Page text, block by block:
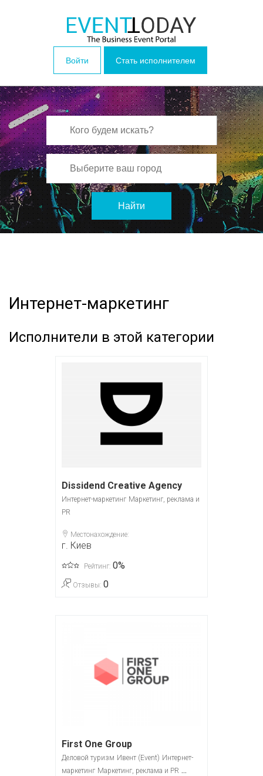
Войти Стать исполнителем
Найти
Интернет-маркетинг‎
Исполнители в этой категории
Dissidend Creative Agency
Интернет-маркетинг Маркетинг, реклама и
PR
Местонахождение:
г. Киев
Рейтинг: 0%
Отзывы: 0
First One Group
Деловой туризм Ивент (Event) Интернет-
маркетинг Маркетинг, реклама и PR ...